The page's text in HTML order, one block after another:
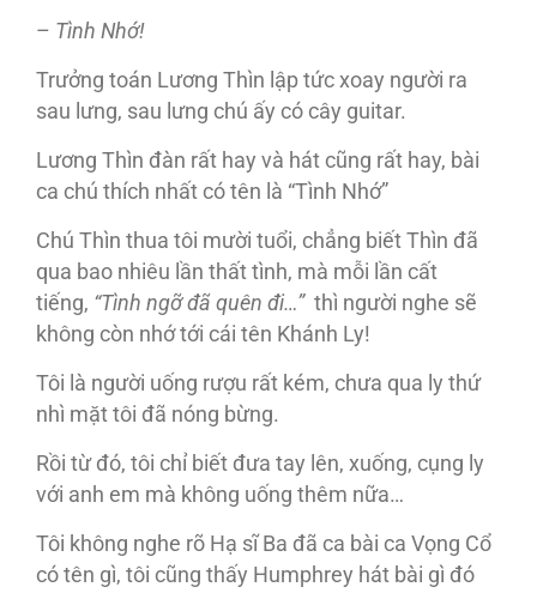
– Tình Nhớ!
Trưởng toán Lương Thìn lập tức xoay người ra
sau lưng, sau lưng chú ấy có cây guitar.
Lương Thìn đàn rất hay và hát cũng rất hay, bài
ca chú thích nhất có tên là “Tình Nhớ”
Chú Thìn thua tôi mười tuổi, chẳng biết Thìn đã
qua bao nhiêu lần thất tình, mà mỗi lần cất
tiếng, “Tình ngỡ đã quên đi…”thì người nghe sẽ
không còn nhớ tới cái tên Khánh Ly!
Tôi là người uống rượu rất kém, chưa qua ly thứ
nhì mặt tôi đã nóng bừng.
Rồi từ đó, tôi chỉ biết đưa tay lên, xuống, cụng ly
với anh em mà không uống thêm nữa…
Tôi không nghe rõ Hạ sĩ Ba đã ca bài ca Vọng Cổ
có tên gì, tôi cũng thấy Humphrey hát bài gì đó